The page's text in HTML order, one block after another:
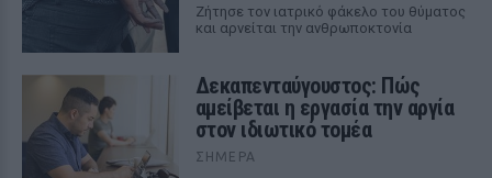
Ζήτησε τον ιατρικό φάκελο του θύματος
και αρνείται την ανθρωποκτονία
Δεκαπενταύγουστος: Πώς
αμείβεται η εργασία την αργία
στον ιδιωτικό τομέα
ΣΉΜΕΡΑ